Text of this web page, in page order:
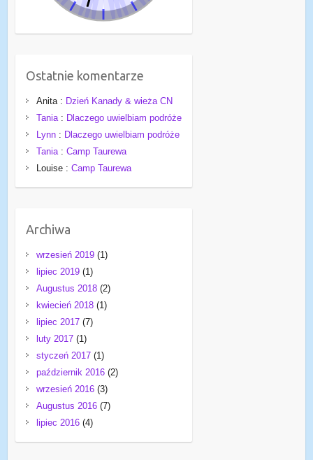
Ostatnie komentarze
Anita: Dzień Kanady & wieża CN
Tania: Dlaczego uwielbiam podróże
Lynn: Dlaczego uwielbiam podróże
Tania: Camp Taurewa
Louise: Camp Taurewa
Archiwa
wrzesień 2019(1)
lipiec 2019(1)
Augustus 2018(2)
kwiecień 2018(1)
lipiec 2017(7)
luty 2017(1)
styczeń 2017(1)
październik 2016(2)
wrzesień 2016(3)
Augustus 2016(7)
lipiec 2016(4)